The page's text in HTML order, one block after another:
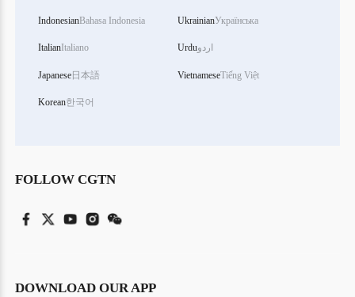
IndonesianBahasa Indonesia
ItalianItaliano
Japanese日本語
Korean한국어
UkrainianУкраїнська
Urduاردو
VietnameseTiếng Việt
FOLLOW CGTN
DOWNLOAD OUR APP